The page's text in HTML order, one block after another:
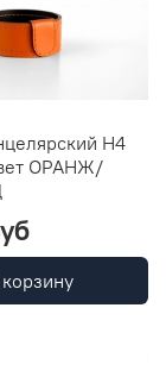
Н4
ОРАНЖ/